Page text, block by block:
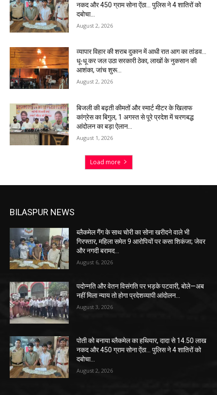
नकद और 450 ग्राम सोना ऐंठा… पुलिस ने 4 शातिरों को
दबोचा…
August 2, 2026
व्यापार विहार की शराब दुकान में आधी रात आग का तांडव…
धू-धू कर जल उठा सरकारी ठेका, लाखों के नुकसान की
आशंका, जांच शुरू…
August 2, 2026
बिजली की बढ़ती कीमतों और स्मार्ट मीटर के खिलाफ
कांग्रेस का बिगुल, 1 अगस्त से पूरे प्रदेश में चरणबद्ध
आंदोलन का बड़ा ऐलान…
August 1, 2026
Load more
BILASPUR NEWS
ब्लैकमेल गैंग के साथ चोरी का सोना खरीदने वाले भी
गिरफ्तार, महिला समेत 9 आरोपियों पर कसा शिकंजा; जेवर
और नगदी बरामद…
August 6, 2026
पदोन्नति और वेतन विसंगति पर भड़के पटवारी, बोले—अब
नहीं मिला न्याय तो होगा प्रदेशव्यापी आंदोलन…
August 3, 2026
पोती को बनाया ब्लैकमेल का हथियार, दादा से 14.50 लाख
नकद और 450 ग्राम सोना ऐंठा… पुलिस ने 4 शातिरों को
दबोचा…
August 2, 2026